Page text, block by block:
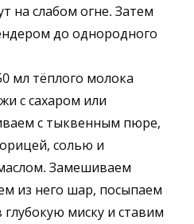
на слабом огне. Затем
до однородного
мл тёплого молока
с сахаром или
с тыквенным пюре,
солью и
Замешиваем
из него шар, посыпаем
миску и ставим